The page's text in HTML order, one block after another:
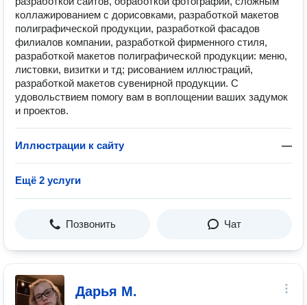
коллажированием с дорисовками, разработкой макетов
полиграфической продукции, разработкой фасадов
филиалов компании, разработкой фирменного стиля,
разработкой макетов полиграфической продукции: меню,
листовки, визитки и тд; рисованием иллюстраций,
разработкой макетов сувенирной продукции. С
удовольствием помогу вам в воплощении ваших задумок
и проектов.
Иллюстрации к сайту —
Ещё 2 услуги
Позвонить Чат
Дарья М.